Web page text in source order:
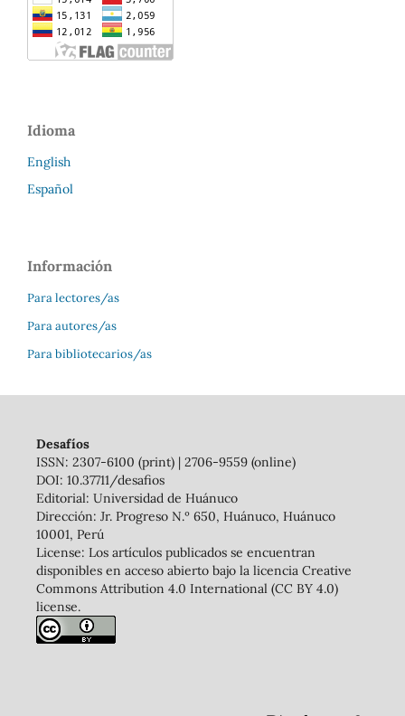
Idioma
English
Español
Información
Para lectores/as
Para autores/as
Para bibliotecarios/as
Desafíos
ISSN: 2307-6100 (print) | 2706-9559 (online)
DOI: 10.37711/desafios
Editorial: Universidad de Huánuco
Dirección: Jr. Progreso N.º 650, Huánuco, Huánuco
10001, Perú
License: Los artículos publicados se encuentran
disponibles en acceso abierto bajo la licencia Creative
Commons Attribution 4.0 International (CC BY 4.0)
license.